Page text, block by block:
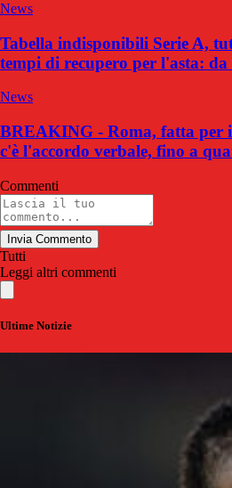
News
Tabella indisponibili Serie A,
tempi di recupero per l'asta:
News
BREAKING - Roma, fatta per
c'è l'accordo verbale, fino a
Commenti
Invia Commento
Tutti
Leggi altri commenti
Ultime Notizie